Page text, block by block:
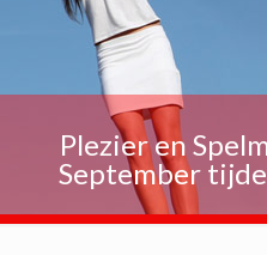
Plezier en
September